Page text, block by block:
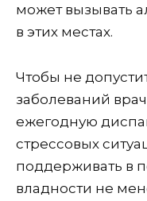
может вызывать
в этих местах.
Чтобы не
заболеваний
ежегодную
стрессовых
поддерживать в
владности не